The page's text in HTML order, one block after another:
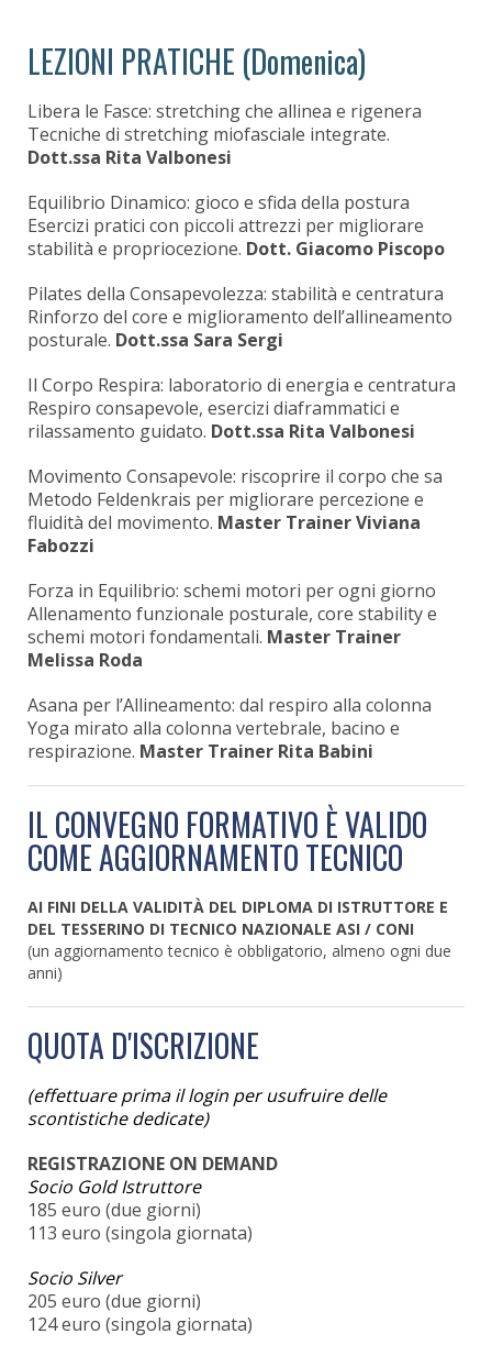
LEZIONI PRATICHE (Domenica)
Libera le Fasce: stretching che allinea e rigenera
Tecniche di stretching miofasciale integrate.
Dott.ssa Rita Valbonesi
Equilibrio Dinamico: gioco e sfida della postura
Esercizi pratici con piccoli attrezzi per migliorare
stabilità e propriocezione. Dott. Giacomo Piscopo
Pilates della Consapevolezza: stabilità e centratura
Rinforzo del core e miglioramento dell’allineamento
posturale. Dott.ssa Sara Sergi
Il Corpo Respira: laboratorio di energia e centratura
Respiro consapevole, esercizi diaframmatici e
rilassamento guidato. Dott.ssa Rita Valbonesi
Movimento Consapevole: riscoprire il corpo che sa
Metodo Feldenkrais per migliorare percezione e
fluidità del movimento. Master Trainer Viviana
Fabozzi
Forza in Equilibrio: schemi motori per ogni giorno
Allenamento funzionale posturale, core stability e
schemi motori fondamentali. Master Trainer
Melissa Roda
Asana per l’Allineamento: dal respiro alla colonna
Yoga mirato alla colonna vertebrale, bacino e
respirazione. Master Trainer Rita Babini
IL CONVEGNO FORMATIVO È VALIDO
COME AGGIORNAMENTO TECNICO
AI FINI DELLA VALIDITÀ DEL DIPLOMA DI ISTRUTTORE E
DEL TESSERINO DI TECNICO NAZIONALE ASI / CONI
(un aggiornamento tecnico è obbligatorio, almeno ogni due
anni)
QUOTA D'ISCRIZIONE
(effettuare prima il login per usufruire delle
scontistiche dedicate)
REGISTRAZIONE ON DEMAND
Socio Gold Istruttore
185 euro (due giorni)
113 euro (singola giornata)
Socio Silver
205 euro (due giorni)
124 euro (singola giornata)